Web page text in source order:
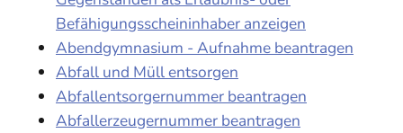
Befähigungsscheininhaber anzeigen
Abendgymnasium - Aufnahme beantragen
Abfall und Müll entsorgen
Abfallentsorgernummer beantragen
Abfallerzeugernummer beantragen